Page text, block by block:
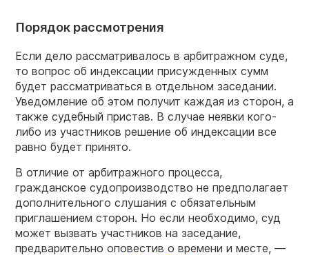
Порядок рассмотрения
Если дело рассматривалось в арбитражном суде,
то вопрос об индексации присужденных сумм
будет рассматриваться в отдельном заседании.
Уведомление об этом получит каждая из сторон, а
также судебный пристав. В случае неявки кого-
либо из участников решение об индексации все
равно будет принято.
В отличие от арбитражного процесса,
гражданское судопроизводство не предполагает
дополнительного слушания с обязательным
приглашением сторон. Но если необходимо, суд
может вызвать участников на заседание,
предварительно оповестив о времени и месте, —